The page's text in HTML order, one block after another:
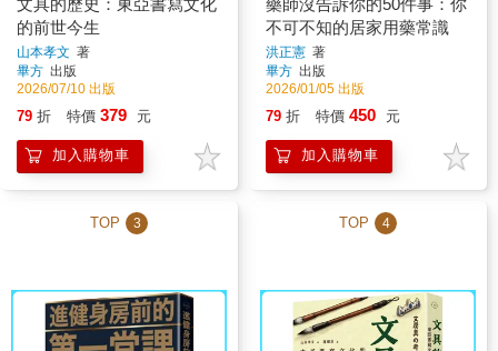
的前世今生
山本孝文 著
畢方 出版
2026/07/10 出版
79 折 特價 379 元
加入購物車
不可不知的居家用藥常識
洪正憲 著
畢方 出版
2026/01/05 出版
79 折 特價 450 元
加入購物車
TOP 3 TOP 4